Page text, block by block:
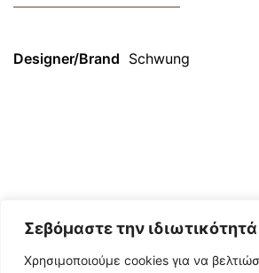
Σεβόμαστε την
Χρησιμοποιούμε cookies για να
Designer/Brand Schwung